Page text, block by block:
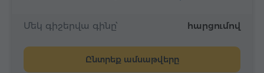
Մեկ գիշերվա գինը՝ հարցումով
Ընտրեք ամսաթվերը